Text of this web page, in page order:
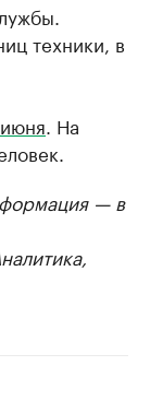
техники, в
. На
— в